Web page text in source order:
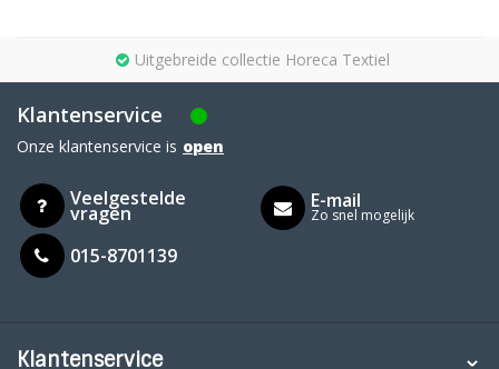
Uitgebreide collectie Horeca Textiel
Klantenservice
Onze klantenservice is open
Veelgestelde
vragen
015-8701139
E-mail
Zo snel mogelijk
Klantenservice